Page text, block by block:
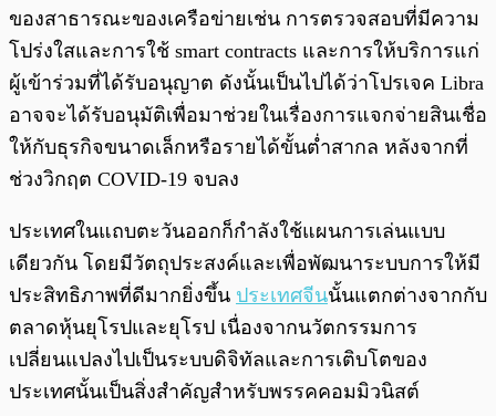
ของสาธารณะของเครือข่ายเช่น การตรวจสอบที่มีความ
โปร่งใสและการใช้ smart contracts และการให้บริการแก่
ผู้เข้าร่วมที่ได้รับอนุญาต ดังนั้นเป็นไปได้ว่าโปรเจค Libra
อาจจะได้รับอนุมัติเพื่อมาช่วยในเรื่องการแจกจ่ายสินเชื่อ
ให้กับธุรกิจขนาดเล็กหรือรายได้ขั้นต่ำสากล หลังจากที่
ช่วงวิกฤต COVID-19 จบลง
ประเทศในแถบตะวันออกก็กำลังใช้แผนการเล่นแบบ
เดียวกัน โดยมีวัตถุประสงค์และเพื่อพัฒนาระบบการให้มี
ประสิทธิภาพที่ดีมากยิ่งขึ้น ประเทศจีนนั้นแตกต่างจากกับ
ตลาดหุ้นยุโรปและยุโรป เนื่องจากนวัตกรรมการ
เปลี่ยนแปลงไปเป็นระบบดิจิทัลและการเติบโตของ
ประเทศนั้นเป็นสิ่งสำคัญสำหรับพรรคคอมมิวนิสต์